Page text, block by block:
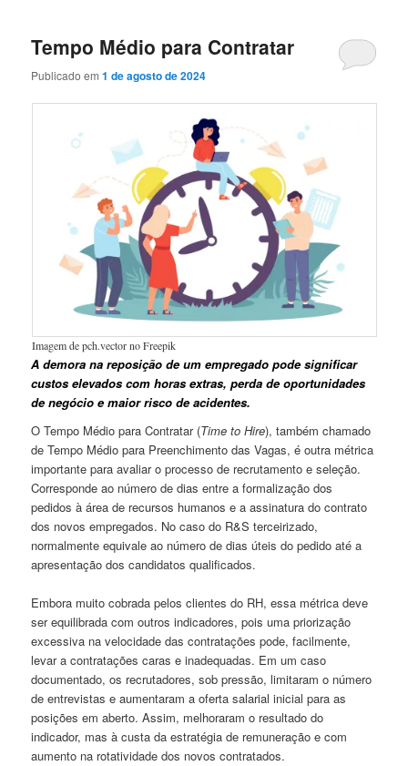
Tempo Médio para Contratar
Publicado em1 de agosto de 2024
Imagem de pch.vector no Freepik
A demora na reposição de um empregado pode significar
custos elevados com horas extras, perda de oportunidades
de negócio e maior risco de acidentes.
O Tempo Médio para Contratar (Time to Hire), também chamado
de Tempo Médio para Preenchimento das Vagas, é outra métrica
importante para avaliar o processo de recrutamento e seleção.
Corresponde ao número de dias entre a formalização dos
pedidos à área de recursos humanos e a assinatura do contrato
dos novos empregados. No caso do R&S terceirizado,
normalmente equivale ao número de dias úteis do pedido até a
apresentação dos candidatos qualificados.
Embora muito cobrada pelos clientes do RH, essa métrica deve
ser equilibrada com outros indicadores, pois uma priorização
excessiva na velocidade das contratações pode, facilmente,
levar a contratações caras e inadequadas. Em um caso
documentado, os recrutadores, sob pressão, limitaram o número
de entrevistas e aumentaram a oferta salarial inicial para as
posições em aberto. Assim, melhoraram o resultado do
indicador, mas à custa da estratégia de remuneração e com
aumento na rotatividade dos novos contratados.